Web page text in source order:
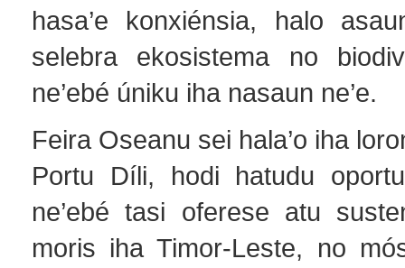
hasa’e konxiénsia, halo
selebra ekosistema no
ne’ebé úniku iha nasaun ne’e.
Feira Oseanu sei hala’o iha
Portu Díli, hodi hatudu
ne’ebé tasi oferese atu
moris iha Timor-Leste, no